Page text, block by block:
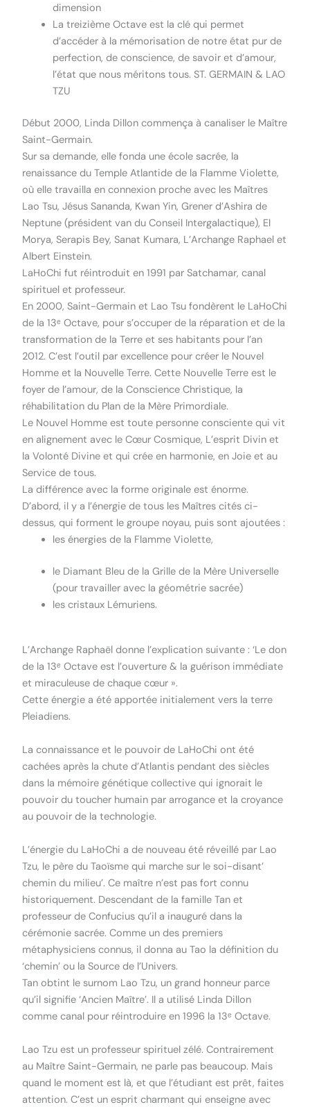
dimension
La treizième Octave est la clé qui permet
d’accéder à la mémorisation de notre état pur de
perfection, de conscience, de savoir et d’amour,
l’état que nous méritons tous. ST. GERMAIN & LAO
TZU
Début 2000, Linda Dillon commença à canaliser le Maître
Saint-Germain.
Sur sa demande, elle fonda une école sacrée, la
renaissance du Temple Atlantide de la Flamme Violette,
où elle travailla en connexion proche avec les Maîtres
Lao Tsu, Jésus Sananda, Kwan Yin, Grener d’Ashira de
Neptune (président van du Conseil Intergalactique), El
Morya, Serapis Bey, Sanat Kumara, L’Archange Raphael et
Albert Einstein.
LaHoChi fut réintroduit en 1991 par Satchamar, canal
spirituel et professeur.
En 2000, Saint-Germain et Lao Tsu fondèrent le LaHoChi
de la 13ᵉ Octave, pour s’occuper de la réparation et de la
transformation de la Terre et ses habitants pour l’an
2012. C’est l’outil par excellence pour créer le Nouvel
Homme et la Nouvelle Terre. Cette Nouvelle Terre est le
foyer de l’amour, de la Conscience Christique, la
réhabilitation du Plan de la Mère Primordiale.
Le Nouvel Homme est toute personne consciente qui vit
en alignement avec le Cœur Cosmique, L’esprit Divin et
la Volonté Divine et qui crée en harmonie, en Joie et au
Service de tous.
La différence avec la forme originale est énorme.
D’abord, il y a l’énergie de tous les Maîtres cités ci-
dessus, qui forment le groupe noyau, puis sont ajoutées :
les énergies de la Flamme Violette,
le Diamant Bleu de la Grille de la Mère Universelle
(pour travailler avec la géométrie sacrée)
les cristaux Lémuriens.
L’Archange Raphaël donne l’explication suivante : ‘Le don
de la 13ᵉ Octave est l’ouverture & la guérison immédiate
et miraculeuse de chaque cœur ».
Cette énergie a été apportée initialement vers la terre
Pleiadiens.
La connaissance et le pouvoir de LaHoChi ont été
cachées après la chute d’Atlantis pendant des siècles
dans la mémoire génétique collective qui ignorait le
pouvoir du toucher humain par arrogance et la croyance
au pouvoir de la technologie.
L’énergie du LaHoChi a de nouveau été réveillé par Lao
Tzu, le père du Taoïsme qui marche sur le soi-disant’
chemin du milieu’. Ce maître n’est pas fort connu
historiquement. Descendant de la famille Tan et
professeur de Confucius qu’il a inauguré dans la
cérémonie sacrée. Comme un des premiers
métaphysiciens connus, il donna au Tao la définition du
‘chemin’ ou la Source de l’Univers.
Tan obtint le surnom Lao Tzu, un grand honneur parce
qu’il signifie ‘Ancien Maître’. Il a utilisé Linda Dillon
comme canal pour réintroduire en 1996 la 13ᵉ Octave.
Lao Tzu est un professeur spirituel zélé. Contrairement
au Maître Saint-Germain, ne parle pas beaucoup. Mais
quand le moment est là, et que l’étudiant est prêt, faites
attention. C’est un esprit charmant qui enseigne avec